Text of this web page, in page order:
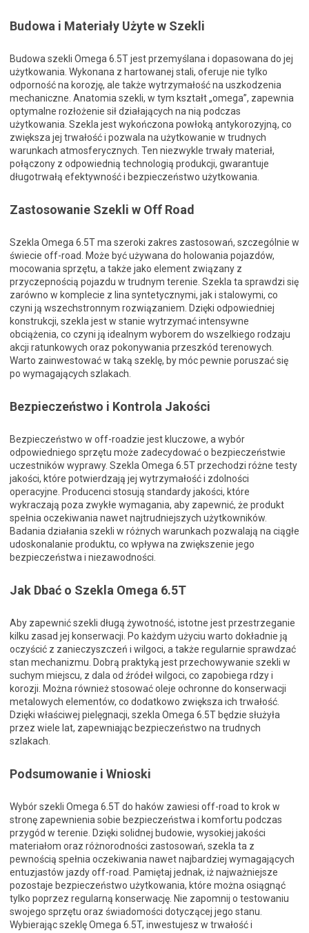
Budowa i Materiały Użyte w Szekli
Budowa szekli Omega 6.5T jest przemyślana i dopasowana do jej
użytkowania. Wykonana z hartowanej stali, oferuje nie tylko
odporność na korozję, ale także wytrzymałość na uszkodzenia
mechaniczne. Anatomia szekli, w tym kształt „omega”, zapewnia
optymalne rozłożenie sił działających na nią podczas
użytkowania. Szekla jest wykończona powłoką antykorozyjną, co
zwiększa jej trwałość i pozwala na użytkowanie w trudnych
warunkach atmosferycznych. Ten niezwykle trwały materiał,
połączony z odpowiednią technologią produkcji, gwarantuje
długotrwałą efektywność i bezpieczeństwo użytkowania.
Zastosowanie Szekli w Off Road
Szekla Omega 6.5T ma szeroki zakres zastosowań, szczególnie w
świecie off-road. Może być używana do holowania pojazdów,
mocowania sprzętu, a także jako element związany z
przyczepnością pojazdu w trudnym terenie. Szekla ta sprawdzi się
zarówno w komplecie z lina syntetycznymi, jak i stalowymi, co
czyni ją wszechstronnym rozwiązaniem. Dzięki odpowiedniej
konstrukcji, szekla jest w stanie wytrzymać intensywne
obciążenia, co czyni ją idealnym wyborem do wszelkiego rodzaju
akcji ratunkowych oraz pokonywania przeszkód terenowych.
Warto zainwestować w taką szeklę, by móc pewnie poruszać się
po wymagających szlakach.
Bezpieczeństwo i Kontrola Jakości
Bezpieczeństwo w off-roadzie jest kluczowe, a wybór
odpowiedniego sprzętu może zadecydować o bezpieczeństwie
uczestników wyprawy. Szekla Omega 6.5T przechodzi różne testy
jakości, które potwierdzają jej wytrzymałość i zdolności
operacyjne. Producenci stosują standardy jakości, które
wykraczają poza zwykłe wymagania, aby zapewnić, że produkt
spełnia oczekiwania nawet najtrudniejszych użytkowników.
Badania działania szekli w różnych warunkach pozwalają na ciągłe
udoskonalanie produktu, co wpływa na zwiększenie jego
bezpieczeństwa i niezawodności.
Jak Dbać o Szekla Omega 6.5T
Aby zapewnić szekli długą żywotność, istotne jest przestrzeganie
kilku zasad jej konserwacji. Po każdym użyciu warto dokładnie ją
oczyścić z zanieczyszczeń i wilgoci, a także regularnie sprawdzać
stan mechanizmu. Dobrą praktyką jest przechowywanie szekli w
suchym miejscu, z dala od źródeł wilgoci, co zapobiega rdzy i
korozji. Można również stosować oleje ochronne do konserwacji
metalowych elementów, co dodatkowo zwiększa ich trwałość.
Dzięki właściwej pielęgnacji, szekla Omega 6.5T będzie służyła
przez wiele lat, zapewniając bezpieczeństwo na trudnych
szlakach.
Podsumowanie i Wnioski
Wybór szekli Omega 6.5T do haków zawiesi off-road to krok w
stronę zapewnienia sobie bezpieczeństwa i komfortu podczas
przygód w terenie. Dzięki solidnej budowie, wysokiej jakości
materiałom oraz różnorodności zastosowań, szekla ta z
pewnością spełnia oczekiwania nawet najbardziej wymagających
entuzjastów jazdy off-road. Pamiętaj jednak, iż najważniejsze
pozostaje bezpieczeństwo użytkowania, które można osiągnąć
tylko poprzez regularną konserwację. Nie zapomnij o testowaniu
swojego sprzętu oraz świadomości dotyczącej jego stanu.
Wybierając szeklę Omega 6.5T, inwestujesz w trwałość i